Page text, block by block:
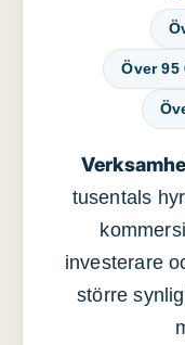
Över 95
tusentals
investerare
större